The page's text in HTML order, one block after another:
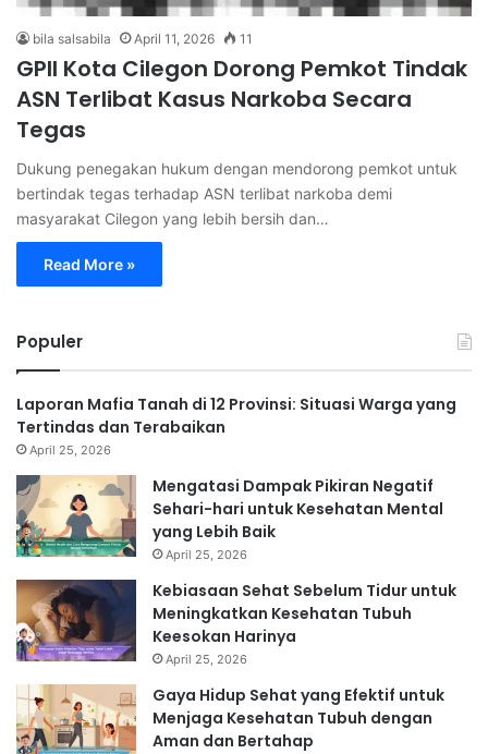
bila salsabila April 11, 2026 11
GPII Kota Cilegon Dorong Pemkot Tindak
ASN Terlibat Kasus Narkoba Secara
Tegas
Dukung penegakan hukum dengan mendorong pemkot untuk
bertindak tegas terhadap ASN terlibat narkoba demi
masyarakat Cilegon yang lebih bersih dan…
Read More »
Populer
Laporan Mafia Tanah di 12 Provinsi: Situasi Warga yang
Tertindas dan Terabaikan
April 25, 2026
Mengatasi Dampak Pikiran Negatif
Sehari-hari untuk Kesehatan Mental
yang Lebih Baik
April 25, 2026
Kebiasaan Sehat Sebelum Tidur untuk
Meningkatkan Kesehatan Tubuh
Keesokan Harinya
April 25, 2026
Gaya Hidup Sehat yang Efektif untuk
Menjaga Kesehatan Tubuh dengan
Aman dan Bertahap